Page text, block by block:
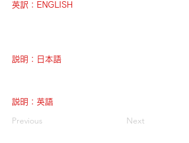
英訳：ENGLISH
説明：日本語
説明：英語
Previous Next